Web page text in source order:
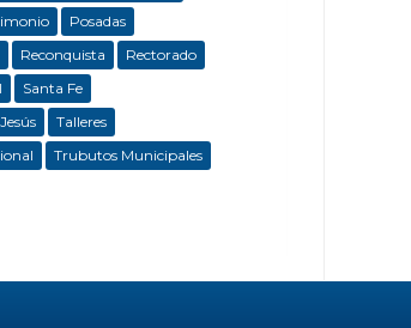
Posadas
Reconquista
Rectorado
Santa Fe
Talleres
Trubutos Municipales